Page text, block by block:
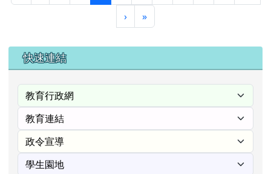
›下一頁
»最後頁
右邊區域內容
快速連結